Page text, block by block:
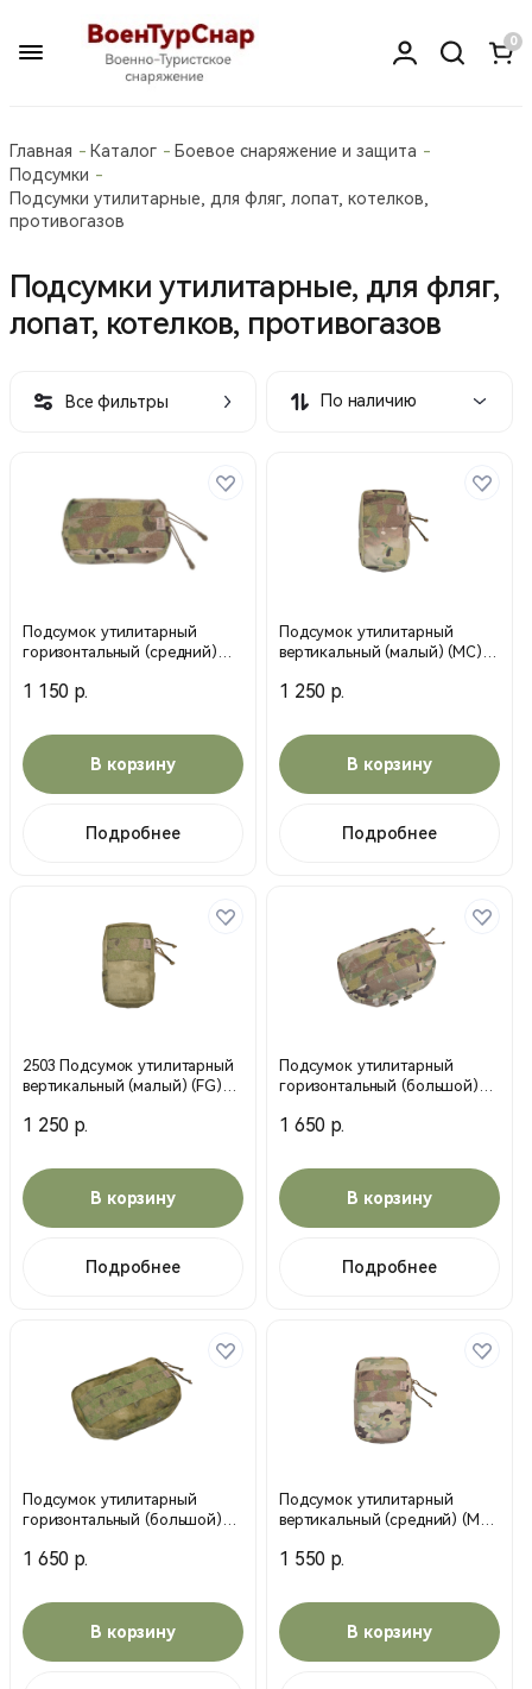
0
Главная Каталог
Боевое снаряжение и защита
Подсумки
Подсумки утилитарные, для фляг, лопат, котелков,
противогазов
Подсумки утилитарные, для фляг,
лопат, котелков, противогазов
Все фильтры По наличию
Подсумок утилитарный
горизонтальный (средний)
1 150 р.
В корзину
Подробнее
Подсумок утилитарный
вертикальный (малый) (МС)
1 250 р.
В корзину
Подробнее
2503 Подсумок утилитарный
вертикальный (малый) (FG)
1 250 р.
В корзину
Подробнее
Подсумок утилитарный
горизонтальный (большой)
1 650 р.
В корзину
Подробнее
Подсумок утилитарный
горизонтальный (большой)
1 650 р.
В корзину
Подсумок утилитарный
вертикальный (средний) (МС)
1 550 р.
В корзину